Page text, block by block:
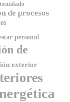
de procesos
personal
de
exterior